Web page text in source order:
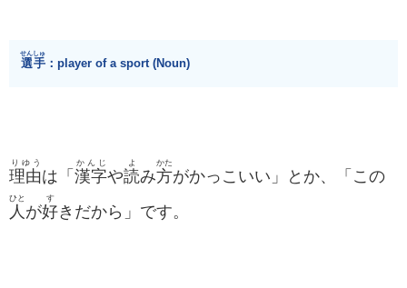
選手
せんしゅ
：player of a sport (Noun)
理由
りゆう
は「 漢字
かんじ
や読
よ
み方
かた
がかっこいい」とか、「この
人
ひと
が好
す
きだから」です。